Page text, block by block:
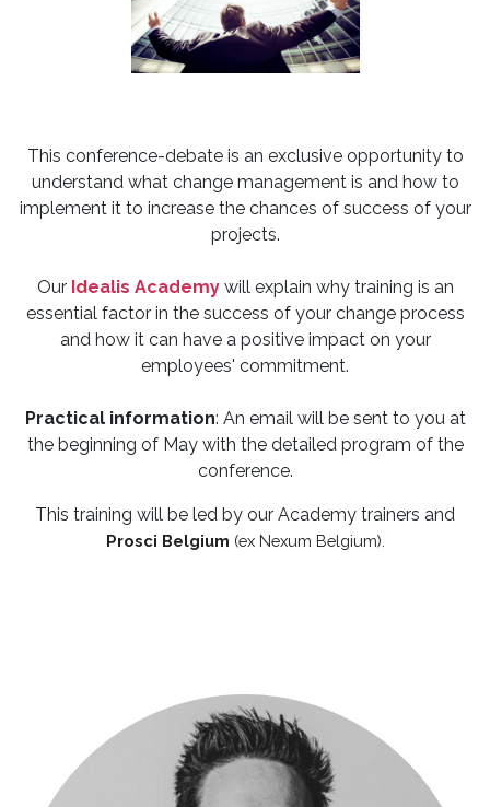
This conference-debate is an exclusive opportunity to
understand what change management is and how to
implement it to increase the chances of success of your
projects.
Our Idealis Academy will explain why training is an
essential factor in the success of your change process
and how it can have a positive impact on your
employees' commitment.
Practical information: An email will be sent to you at
the beginning of May with the detailed program of the
conference.
This training will be led by our Academy trainers and
Prosci Belgium (ex Nexum Belgium).